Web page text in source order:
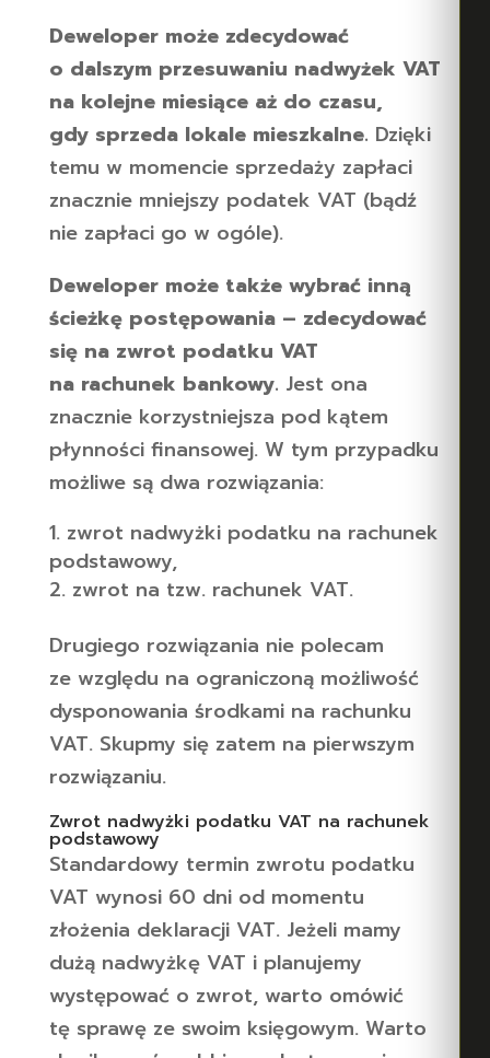
Deweloper może zdecydować
o dalszym przesuwaniu nadwyżek VAT
na kolejne miesiące aż do czasu,
gdy sprzeda lokale mieszkalne. Dzięki
temu w momencie sprzedaży zapłaci
znacznie mniejszy podatek VAT (bądź
nie zapłaci go w ogóle).
Deweloper może także wybrać inną
ścieżkę postępowania – zdecydować
się na zwrot podatku VAT
na rachunek bankowy. Jest ona
znacznie korzystniejsza pod kątem
płynności finansowej. W tym przypadku
możliwe są dwa rozwiązania:
zwrot nadwyżki podatku na rachunek
podstawowy,
zwrot na tzw. rachunek VAT.
Drugiego rozwiązania nie polecam
ze względu na ograniczoną możliwość
dysponowania środkami na rachunku
VAT. Skupmy się zatem na pierwszym
rozwiązaniu.
Zwrot nadwyżki podatku VAT na rachunek
podstawowy
Standardowy termin zwrotu podatku
VAT wynosi 60 dni od momentu
złożenia deklaracji VAT. Jeżeli mamy
dużą nadwyżkę VAT i planujemy
występować o zwrot, warto omówić
tę sprawę ze swoim księgowym. Warto